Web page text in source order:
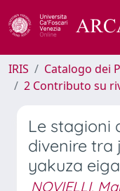
IRIS
Catalogo dei
2 Contributo su
Le stagioni
divenire tra
yakuza eiga
NOVIELLI,